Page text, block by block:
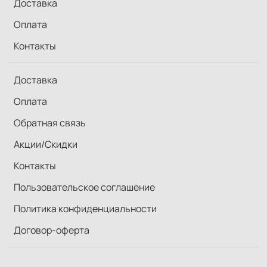
Доставка
Оплата
Контакты
Доставка
Оплата
Обратная связь
Акции/Скидки
Контакты
Пользовательское соглашение
Политика конфиденциальности
Договор-оферта